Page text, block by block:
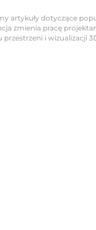
artykuły dotyczące
zmienia pracę
i wizualizacji